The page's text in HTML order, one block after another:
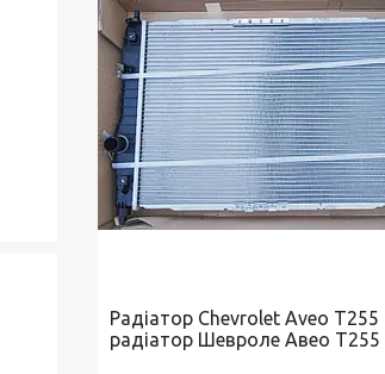
Радіатор Chevrolet Aveo T255
радіатор Шевроле Авео Т255